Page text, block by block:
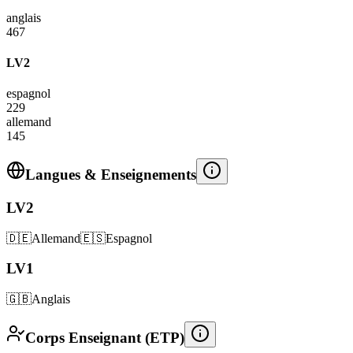
anglais
467
LV2
espagnol
229
allemand
145
Langues & Enseignements
LV2
🇩🇪Allemand🇪🇸Espagnol
LV1
🇬🇧Anglais
Corps Enseignant (ETP)